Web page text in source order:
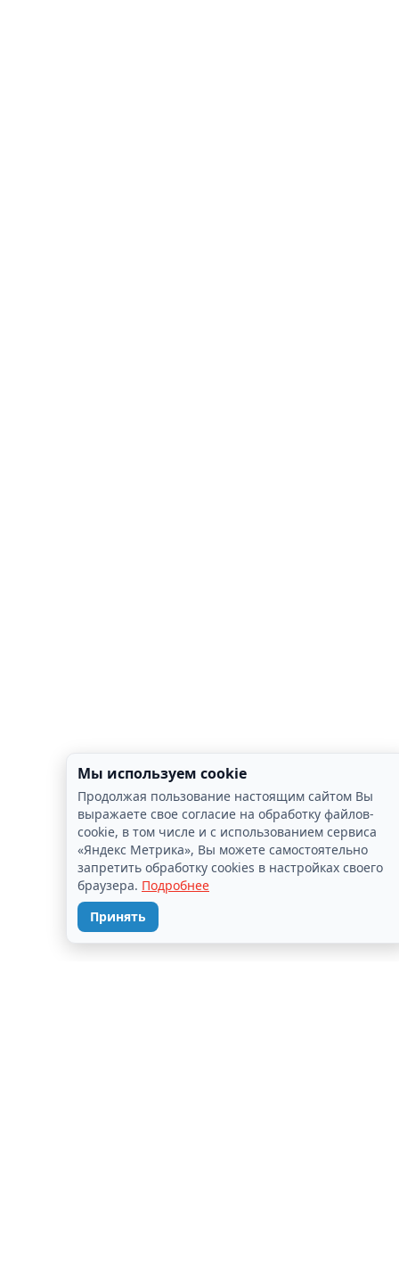
Мы используем cookie
Продолжая пользование настоящим сайтом Вы
выражаете свое согласие на обработку файлов-
cookie, в том числе и с использованием сервиса
«Яндекс Метрика», Вы можете самостоятельно
запретить обработку cookies в настройках своего
браузера. Подробнее
Принять